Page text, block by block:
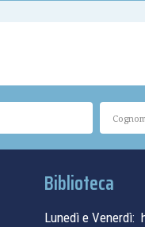
Biblioteca
Lunedì e Venerdì: